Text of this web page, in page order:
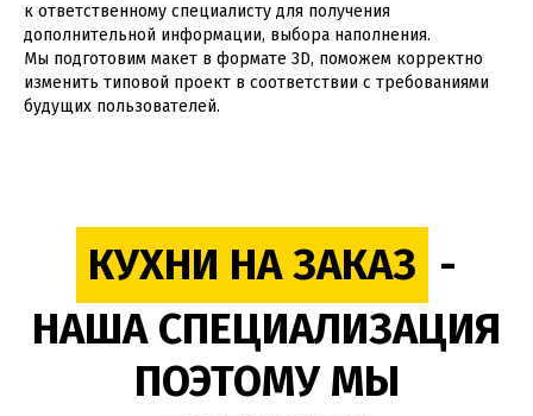
к ответственному специалисту для получения
дополнительной информации, выбора наполнения.
Мы подготовим макет в формате 3D, поможем корректно
изменить типовой проект в соответствии с требованиями
будущих пользователей.
КУХНИ НА ЗАКАЗ -
НАША СПЕЦИАЛИЗАЦИЯ
ПОЭТОМУ МЫ